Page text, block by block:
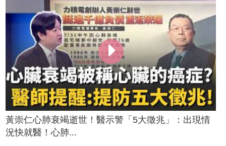
黃崇仁心肺衰竭逝世！醫示警「5大徵兆」：出現情
況快就醫！心肺...